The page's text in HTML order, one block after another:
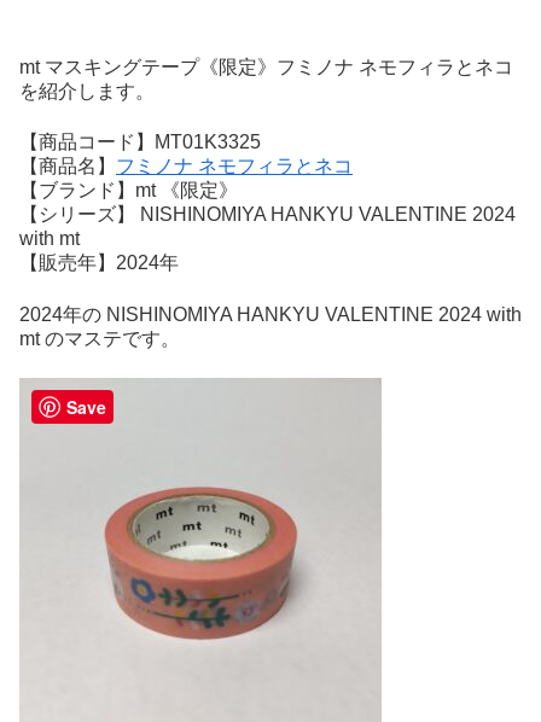
mt マスキングテープ《限定》フミノナ ネモフィラとネコ
を紹介します。
【商品コード】MT01K3325
【商品名】 フミノナ ネモフィラとネコ
【ブランド】mt 《限定》
【シリーズ】 NISHINOMIYA HANKYU VALENTINE 2024
with mt
【販売年】2024年
2024年の NISHINOMIYA HANKYU VALENTINE 2024 with
mt のマステです。
Save